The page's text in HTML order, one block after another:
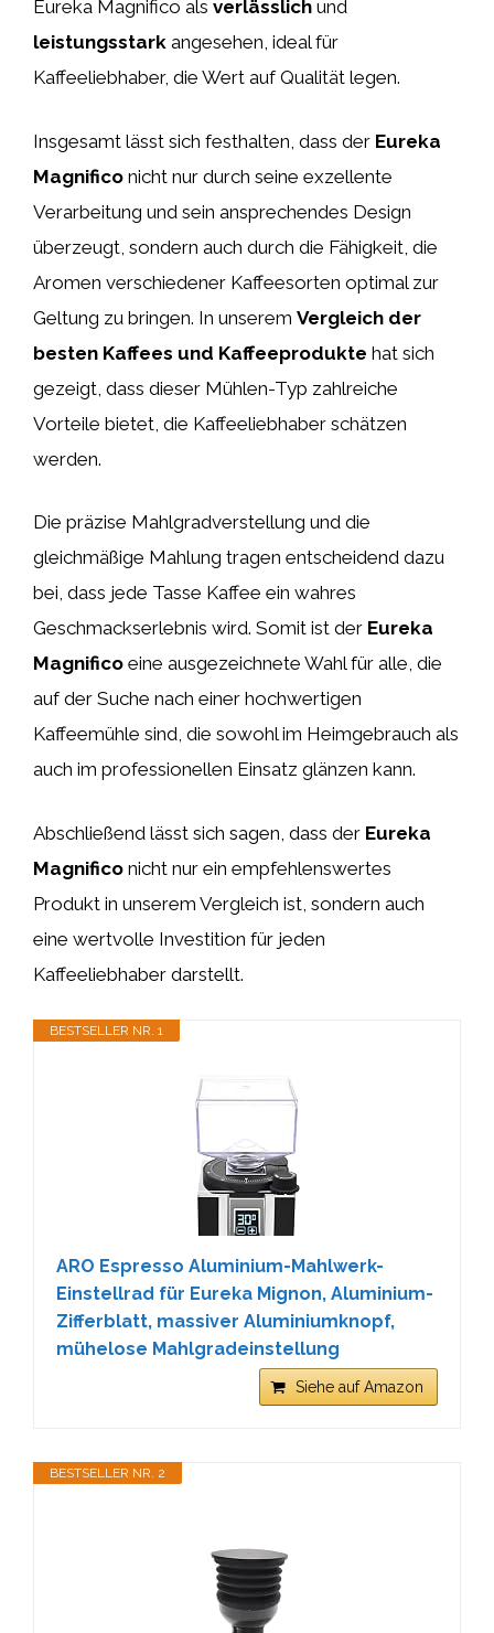
Eureka Magnifico als verlässlich und
leistungsstark angesehen, ideal für
Kaffeeliebhaber, die Wert auf Qualität legen.
Insgesamt lässt sich festhalten, dass der Eureka
Magnifico nicht nur durch seine exzellente
Verarbeitung und sein ansprechendes Design
überzeugt, sondern auch durch die Fähigkeit, die
Aromen verschiedener Kaffeesorten optimal zur
Geltung zu bringen. In unserem Vergleich der
besten Kaffees und Kaffeeprodukte hat sich
gezeigt, dass dieser Mühlen-Typ zahlreiche
Vorteile bietet, die Kaffeeliebhaber schätzen
werden.
Die präzise Mahlgradverstellung und die
gleichmäßige Mahlung tragen entscheidend dazu
bei, dass jede Tasse Kaffee ein wahres
Geschmackserlebnis wird. Somit ist der Eureka
Magnifico eine ausgezeichnete Wahl für alle, die
auf der Suche nach einer hochwertigen
Kaffeemühle sind, die sowohl im Heimgebrauch als
auch im professionellen Einsatz glänzen kann.
Abschließend lässt sich sagen, dass der Eureka
Magnifico nicht nur ein empfehlenswertes
Produkt in unserem Vergleich ist, sondern auch
eine wertvolle Investition für jeden
Kaffeeliebhaber darstellt.
BESTSELLER NR. 1
ARO Espresso Aluminium-Mahlwerk-
Einstellrad für Eureka Mignon, Aluminium-
Zifferblatt, massiver Aluminiumknopf,
mühelose Mahlgradeinstellung
Siehe auf Amazon
BESTSELLER NR. 2